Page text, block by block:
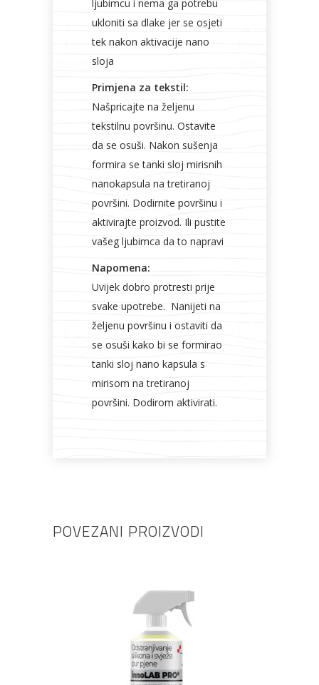
ljubimcu i nema ga potrebu
ukloniti sa dlake jer se osjeti
tek nakon aktivacije nano
sloja
Primjena za tekstil:
Našpricajte na željenu
tekstilnu površinu. Ostavite
da se osuši. Nakon sušenja
formira se tanki sloj mirisnih
nanokapsula na tretiranoj
površini. Dodirnite površinu i
aktivirajte proizvod. Ili pustite
vašeg ljubimca da to napravi
Napomena:
Uvijek dobro protresti prije
svake upotrebe. Nanijeti na
željenu površinu i ostaviti da
se osuši kako bi se formirao
tanki sloj nano kapsula s
mirisom na tretiranoj
površini. Dodirom aktivirati.
POVEZANI PROIZVODI